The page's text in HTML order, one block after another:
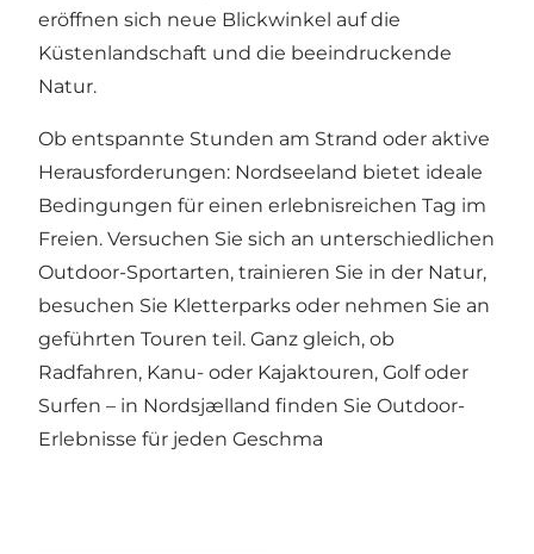
eröffnen sich neue Blickwinkel auf die
Küstenlandschaft und die beeindruckende
Natur.
Ob entspannte Stunden am Strand oder aktive
Herausforderungen: Nordseeland bietet ideale
Bedingungen für einen erlebnisreichen Tag im
Freien. Versuchen Sie sich an unterschiedlichen
Outdoor-Sportarten, trainieren Sie in der Natur,
besuchen Sie Kletterparks oder nehmen Sie an
geführten Touren teil. Ganz gleich, ob
Radfahren, Kanu- oder Kajaktouren, Golf oder
Surfen – in Nordsjælland finden Sie Outdoor-
Erlebnisse für jeden Geschma